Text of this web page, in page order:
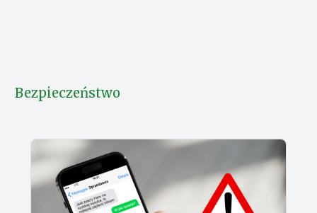
Bezpieczeństwo